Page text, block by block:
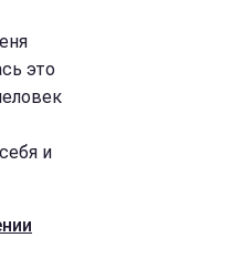
это
и